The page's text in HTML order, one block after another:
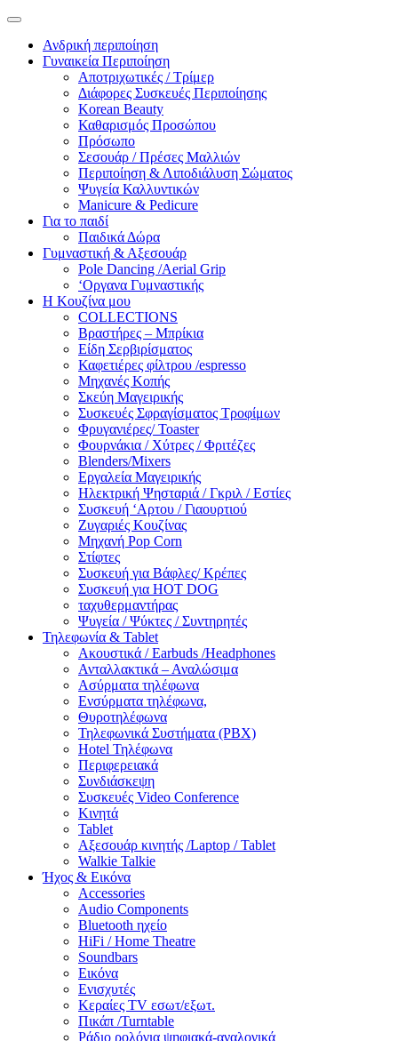
Ανδρική περιποίηση
Γυναικεία Περιποίηση
Αποτριχωτικές / Τρίμερ
Διάφορες Συσκευές Περιποίησης
Korean Beauty
Καθαρισμός Προσώπου
Πρόσωπο
Σεσουάρ / Πρέσες Μαλλιών
Περιποίηση & Λιποδιάλυση Σώματος
Ψυγεία Καλλυντικών
Manicure & Pedicure
Για το παιδί
Παιδικά Δώρα
Γυμναστική & Αξεσουάρ
Pole Dancing /Aerial Grip
‘Οργανα Γυμναστικής
Η Κουζίνα μου
COLLECTIONS
Βραστήρες – Μπρίκια
Είδη Σερβιρίσματος
Καφετιέρες φίλτρου /espresso
Μηχανές Κοπής
Σκεύη Μαγειρικής
Συσκευές Σφραγίσματος Τροφίμων
Φρυγανιέρες/ Toaster
Φουρνάκια / Χύτρες / Φριτέζες
Blenders/Mixers
Εργαλεία Μαγειρικής
Ηλεκτρική Ψησταριά / Γκριλ / Eστίες
Συσκευή ‘Αρτου / Γιαουρτιού
Ζυγαριές Κουζίνας
Μηχανή Pop Corn
Στίφτες
Συσκευή για Βάφλες/ Κρέπες
Συσκευή για HOT DOG
ταχυθερμαντήρας
Ψυγεία / Ψύκτες / Συντηρητές
Τηλεφωνία & Tablet
Ακουστικά / Earbuds /Headphones
Ανταλλακτικά – Αναλώσιμα
Ασύρματα τηλέφωνα
Ενσύρματα τηλέφωνα,
Θυροτηλέφωνα
Τηλεφωνικά Συστήματα (PBX)
Hotel Τηλέφωνα
Περιφερειακά
Συνδιάσκεψη
Συσκευές Video Conference
Κινητά
Tablet
Αξεσουάρ κινητής /Laptop / Tablet
Walkie Talkie
Ήχος & Εικόνα
Accessories
Audio Components
Bluetooth ηχείο
HiFi / Home Theatre
Soundbars
Εικόνα
Ενισχυτές
Κεραίες TV εσωτ/εξωτ.
Πικάπ /Turntable
Ράδιο ρολόγια ψηφιακά-αναλογικά